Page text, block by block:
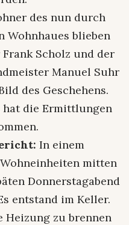
des nun durch
Wohnhaues blieben
Scholz und der
Manuel Suhr
des Geschehens.
hat die Ermittlungen
In einem
mitten
Donnerstagabend
entstand im Keller.
zu brennen